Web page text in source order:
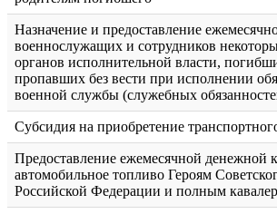
Назначение и предоставление
военнослужащих и сотрудников
органов исполнительной власти,
пропавших без вести при исполнении
военной службы (служебных
Субсидия на приобретение
Предоставление ежемесячной денежной
автомобильное топливо Героям
Российской Федерации и полным